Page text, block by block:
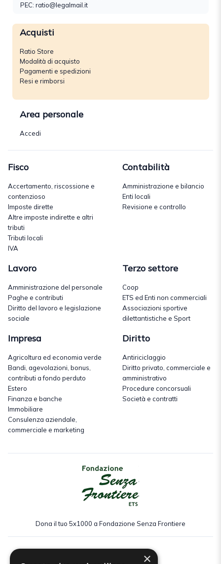
PEC: ratio@legalmail.it
Acquisti
Ratio Store
Modalità di acquisto
Pagamenti e spedizioni
Resi e rimborsi
Area personale
Accedi
Fisco
Accertamento, riscossione e
contenzioso
Imposte dirette
Altre imposte indirette e altri
tributi
Tributi locali
IVA
Contabilità
Amministrazione e bilancio
Enti locali
Revisione e controllo
Lavoro
Amministrazione del personale
Paghe e contributi
Diritto del lavoro e legislazione
sociale
Terzo settore
Coop
ETS ed Enti non commerciali
Associazioni sportive
dilettantistiche e Sport
Impresa
Agricoltura ed economia verde
Bandi, agevolazioni, bonus,
contributi a fondo perduto
Estero
Finanza e banche
Immobiliare
Consulenza aziendale,
commerciale e marketing
Diritto
Antiriciclaggio
Diritto privato, commerciale e
amministrativo
Procedure concorsuali
Società e contratti
Dona il tuo 5x1000 a Fondazione Senza Frontiere
×